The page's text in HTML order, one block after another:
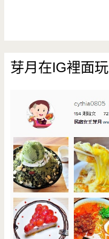
芽月在IG裡面玩